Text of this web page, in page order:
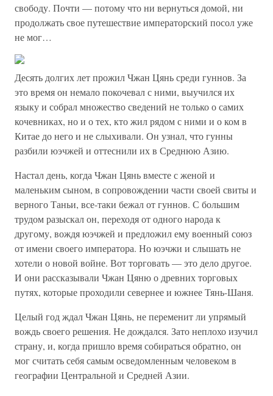
свободу. Почти — потому что ни вернуться домой, ни
продолжать свое путешествие императорский посол уже
не мог…
Десять долгих лет прожил Чжан Цянь среди гуннов. За
это время он немало покочевал с ними, выучился их
языку и собрал множество сведений не только о самих
кочевниках, но и о тех, кто жил рядом с ними и о ком в
Китае до него и не слыхивали. Он узнал, что гунны
разбили юэчжей и оттеснили их в Среднюю Азию.
Настал день, когда Чжан Цянь вместе с женой и
маленьким сыном, в сопровождении части своей свиты и
верного Таньи, все-таки бежал от гуннов. С большим
трудом разыскал он, переходя от одного народа к
другому, вождя юэчжей и предложил ему военный союз
от имени своего императора. Но юэчжи и слышать не
хотели о новой войне. Вот торговать — это дело другое.
И они рассказывали Чжан Цяню о древних торговых
путях, которые проходили севернее и южнее Тянь-Шаня.
Целый год ждал Чжан Цянь, не переменит ли упрямый
вождь своего решения. Не дождался. Зато неплохо изучил
страну, и, когда пришло время собираться обратно, он
мог считать себя самым осведомленным человеком в
географии Центральной и Средней Азии.